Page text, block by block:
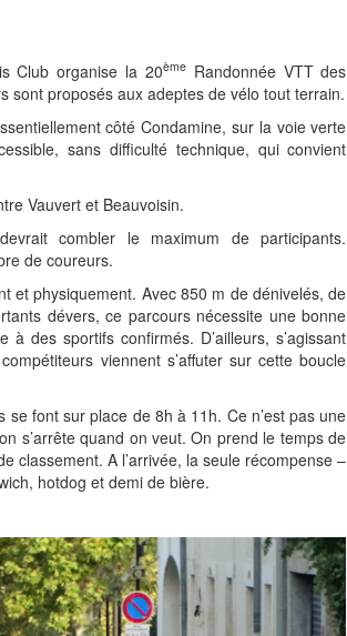
Club organise la 20èmeRandonnée VTT des
sont proposés aux adeptes de vélo tout terrain.
côté Condamine, sur la voie verte
sans difficulté technique, qui convient
Vauvert et Beauvoisin.
combler le maximum de participants.
de coureurs.
et physiquement. Avec 850 m de dénivelés, de
dévers, ce parcours nécessite une bonne
des sportifs confirmés. D’ailleurs, s’agissant
viennent s’affuter sur cette boucle
font sur place de 8h à 11h. Ce n’est pas une
s’arrête quand on veut. On prend le temps de
classement. A l’arrivée, la seule récompense –
hotdog et demi de bière.